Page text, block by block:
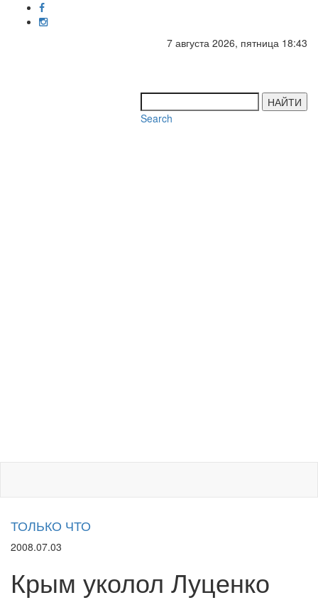
7 августа 2026, пятница 18:43
НАЙТИ
Search
ТОЛЬКО ЧТО
2008.07.03
Крым уколол Луценко